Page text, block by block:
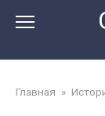
Главная »